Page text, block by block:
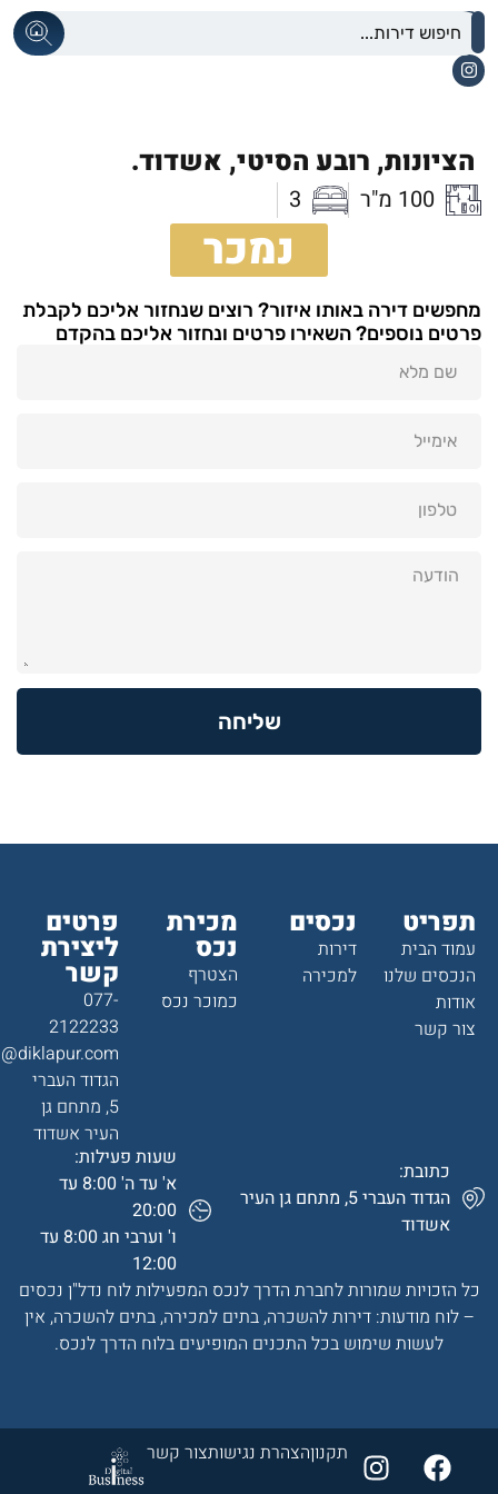
הציונות, רובע הסיטי, אשדוד.
100 מ"ר 3
נמכר
מחפשים דירה באותו איזור? רוצים שנחזור אליכם לקבלת
פרטים נוספים? השאירו פרטים ונחזור אליכם בהקדם
שליחה
תפריט
עמוד הבית
הנכסים שלנו
אודות
צור קשר
נכסים
דירות
למכירה
מכירת
נכס
הצטרף
כמוכר נכס
פרטים
ליצירת
קשר
077-
2122233
הגדוד העברי
5, מתחם גן
העיר אשדוד
כתובת:
הגדוד העברי 5, מתחם גן העיר
אשדוד
שעות פעילות:
א' עד ה' 8:00 עד
20:00
ו' וערבי חג 8:00 עד
12:00
כל הזכויות שמורות לחברת הדרך לנכס המפעילות לוח נדל"ן נכסים
– לוח מודעות: דירות להשכרה, בתים למכירה, בתים להשכרה, אין
לעשות שימוש בכל התכנים המופיעים בלוח הדרך לנכס.
תקנוןהצהרת נגישותצור קשר